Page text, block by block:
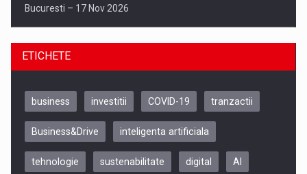
Bucuresti – 17 Nov 2026
ETICHETE
business investitii COVID-19 tranzactii
Business&Drive inteligenta artificiala
tehnologie sustenabilitate digital AI